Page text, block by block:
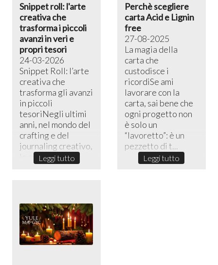
Snippet roll: l'arte
creativa che
trasforma i piccoli
avanzi in veri e
propri tesori
24-03-2026
Snippet Roll: l’arte
creativa che
trasforma gli avanzi
in piccoli
tesoriNegli ultimi
anni, nel mondo del
crafting e del
journaling creativo,
lo sni...Leggi tutto
Perchè scegliere
carta Acid e Lignin
free
27-08-2025
La magia della
carta che
custodisce i
ricordiSe ami
lavorare con la
carta, sai bene che
ogni progetto non
è solo un
“lavoretto”: è un
pezzetto di t...
Leggi tutto